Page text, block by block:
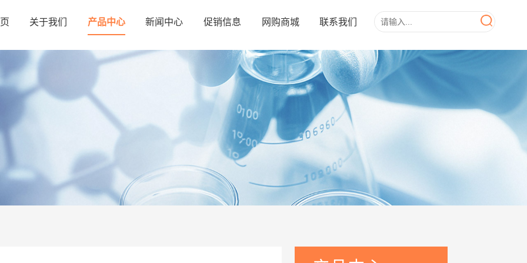
关于我们 产品中心 新闻中心 促销信息 网购商城 联系我们